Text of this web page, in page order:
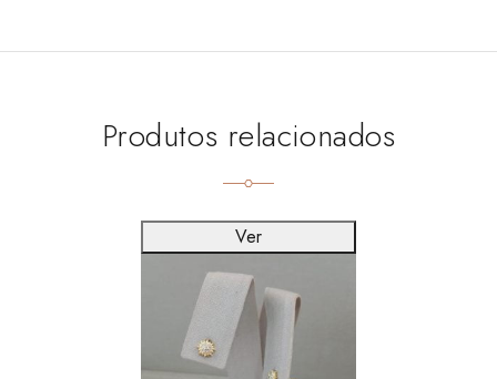
Produtos relacionados
Ver